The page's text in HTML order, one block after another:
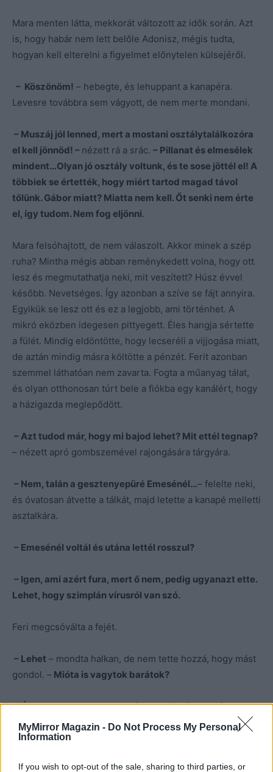
MyMirror Magazin - Do Not Process My Personal
Information
If you wish to opt-out of the sale, sharing to third parties, or
Mara menten látta, mekkorát változott az idők során. Azt
is, hogy habár nem lett belőle Adonisz, mégis tudta,
hogyan kell elterelni a figyelmet előnytelen külsejéről.
– Köszönöm! – hebegte, és lehuppant a kanapéra.
Levesre továbbra sem vágyott, de nem merte mondani.
– Muszáj jól lenned, mert a mostani osztálytalálkozóra
el kell jönnöd! – nézett rá a srác. – Pillanat és elmesélek
mindent…Olyan jó osztály voltunk, és te sose jöttél el! A
többiek se értették, hogy miért tartod magad távol
tőlünk. Gábor miatt? Miatta nem kell. Őt senki nem érte
el, így tudom. Nem fog eljönni.
Mara felsóhajtott, de nem válaszolt. Akkor minek a szép
ruha? Mintha mégis abban reménykedett volna, hogy ott
lesz és megmutathatja neki, mit veszített? Húsz évvel
később. Nevetséges. Így azonban a szíve se fájt annyira.
Egyikük se lesz ott és ez a legjobb, ami történhet. A
mikró eközben idegesen pittyegett. Éles hangja sértette
a fülét. Mindig eldöntötte, hogy lecseréli a vijjogása miatt,
de aztán mindig másra költötte a pénzét. Ferit azonban
szemmel láthatóan nem zavarta. Fogta a műanyag tálat,
és olyan otthonosan túrt bele a fiókba egy kanálért, hogy
a házigazda meglepődött.
– Azt tudod már, hogy mi bajod lehet? Mit ettél tegnap?
– nézett apró gombszemével rajongására tárgyára.
– Nem, talán a gesztenyepüré Emesénél…– felelte neki,
és óvatosan átvette a tálkát, majd letette a kanapé melletti
asztalkára.
– Emesénél voltál és utána lettél rosszul?
– Igen, ami azért fura, mert ő nem, pedig ugyanazt ette.
Lehet, hogy szimplán vírusról van szó.
Feri megcsóválta a fejét.
– Lehet – mondta halkan, de nem tette hozzá, hogy mást
gondol. – Mióta is vagytok barátok?
– Ó, magam sem tudom, talán harminc éve… Még a
tanúm is ő volt a házasságkötésünkkor.